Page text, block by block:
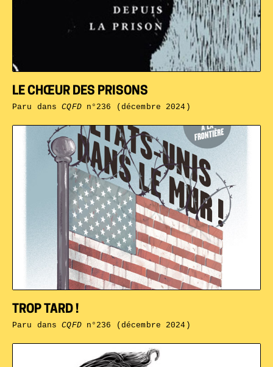
TROP TARD !
Paru dansCQFDn°236 (décembre 2024)
LE CHŒUR DES PRISONS
Paru dansCQFDn°236 (décembre 2024)